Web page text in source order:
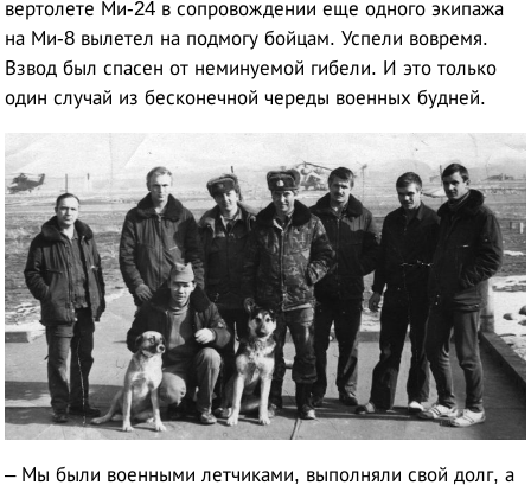
вертолете Ми-24 в сопровождении еще одного экипажа
на Ми-8 вылетел на подмогу бойцам. Успели вовремя.
Взвод был спасен от неминуемой гибели. И это только
один случай из бесконечной череды военных будней.
– Мы были военными летчиками, выполняли свой долг, а